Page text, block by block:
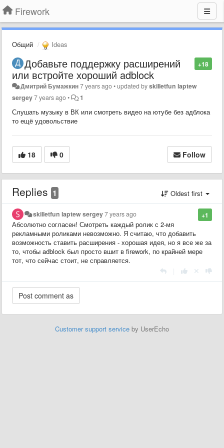
Firework
Общий Ideas
+18
Добавьте поддержку расширений
или встройте хороший adblock
Дмитрий Бумажкин7 years ago•updated byskilletfun laptew
sergey7 years ago• 1
Слушать музыку в ВК или смотреть видео на ютубе без адблока
то ещё удовольствие
18 0 Follow
Replies 1 Oldest first
+1
skilletfun laptew sergey7 years ago
Абсолютно согласен! Смотреть каждый ролик с 2-мя
рекламными роликами невозможно. Я считаю, что добавить
возможность ставить расширения - хорошая идея, но я все же за
то, чтобы adblock был просто вшит в firework, по крайней мере
тот, что сейчас стоит, не справляется.
Customer support service by UserEcho